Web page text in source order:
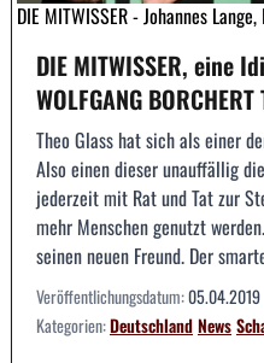
DIE MITWISSER - Johannes
DIE MITWISSER, eine
WOLFGANG
Theo Glass hat sich als einer
Also einen dieser unauffällig
jederzeit mit Rat und Tat zur
mehr Menschen genutzt
seinen neuen Freund. Der
Veröffentlichungsdatum:05.04.2019
Kategorien:DeutschlandNews